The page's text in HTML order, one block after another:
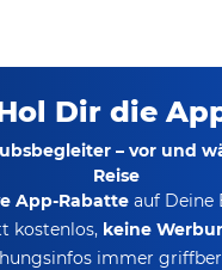
Dir die
– vor und
Reise
App-Rabatte auf Deine
kostenlos, keine
immer